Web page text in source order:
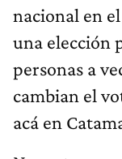
nacional en
una elección
personas a
cambian el
acá en